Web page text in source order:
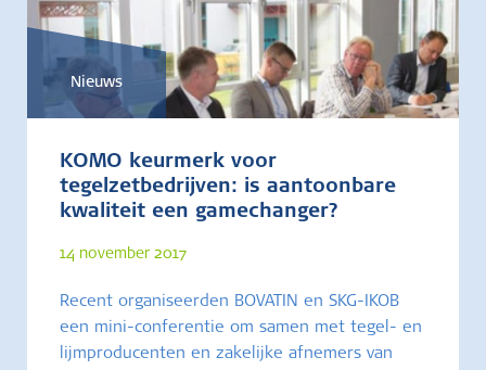
Nieuws
KOMO keurmerk voor
tegelzetbedrijven: is aantoonbare
kwaliteit een gamechanger?
14 november 2017
Recent organiseerden BOVATIN en SKG-IKOB
een mini-conferentie om samen met tegel- en
lijmproducenten en zakelijke afnemers van